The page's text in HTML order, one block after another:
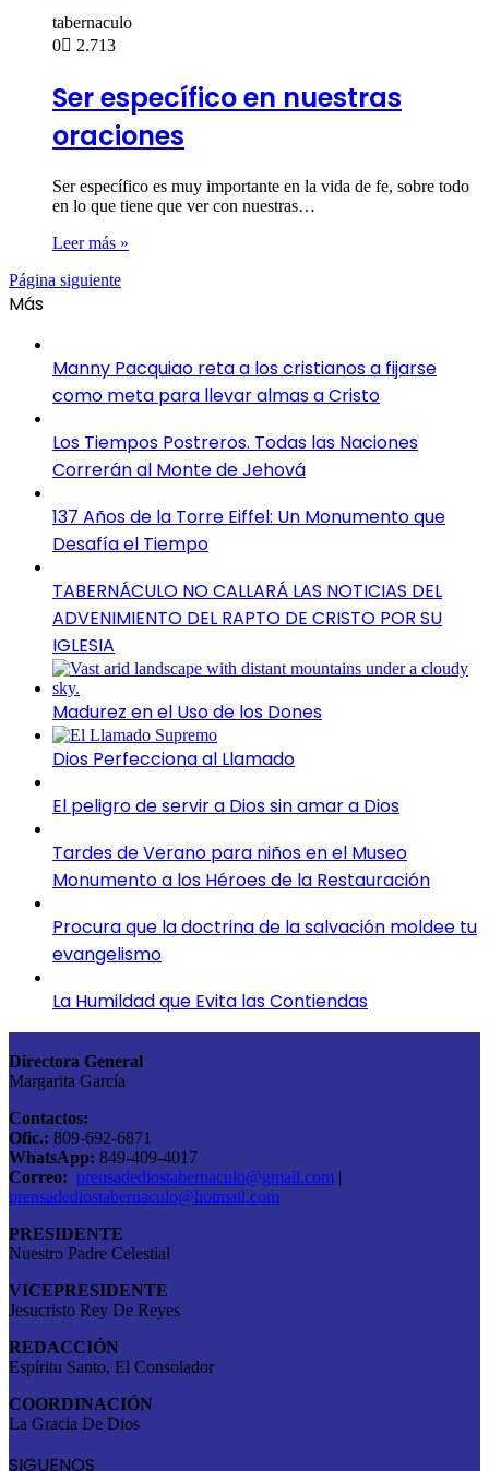
tabernaculo
0
2.713
Ser específico en nuestras
oraciones
Ser específico es muy importante en la vida de fe, sobre todo
en lo que tiene que ver con nuestras…
Leer más »
Página siguiente
Más
Manny Pacquiao reta a los cristianos a fijarse
como meta para llevar almas a Cristo
Los Tiempos Postreros. Todas las Naciones
Correrán al Monte de Jehová
137 Años de la Torre Eiffel: Un Monumento que
Desafía el Tiempo
TABERNÁCULO NO CALLARÁ LAS NOTICIAS DEL
ADVENIMIENTO DEL RAPTO DE CRISTO POR SU
IGLESIA
Madurez en el Uso de los Dones
Dios Perfecciona al Llamado
El peligro de servir a Dios sin amar a Dios
Tardes de Verano para niños en el Museo
Monumento a los Héroes de la Restauración
Procura que la doctrina de la salvación moldee tu
evangelismo
La Humildad que Evita las Contiendas
Directora General
Margarita García
Contactos:
Ofic.: 809-692-6871
WhatsApp: 849-409-4017
Correo: prensadediostabernaculo@gmail.com |
prensadediostabernaculo@hotmail.com
PRESIDENTE
Nuestro Padre Celestial
VICEPRESIDENTE
Jesucristo Rey De Reyes
REDACCIÓN
Espíritu Santo, El Consolador
COORDINACIÓN
La Gracia De Dios
SIGUENOS